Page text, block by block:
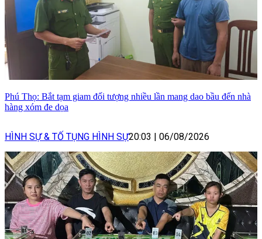
Phú Thọ: Bắt tạm giam đối tượng nhiều lần mang dao bầu đến nhà
hàng xóm đe dọa
HÌNH SỰ & TỐ TỤNG HÌNH SỰ20:03 06/08/2026